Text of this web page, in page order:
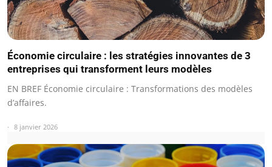
Économie circulaire : les stratégies innovantes de 3
entreprises qui transforment leurs modèles
EN BREF Économie circulaire : Transformations des modèles
d’affaires.
8 janvier 2026